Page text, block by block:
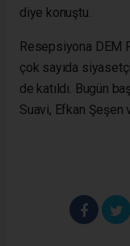
diye konuştu.
Resepsiyona DEM
çok sayıda
de katıldı. Bugün
Suavi, Efkan Şeşen